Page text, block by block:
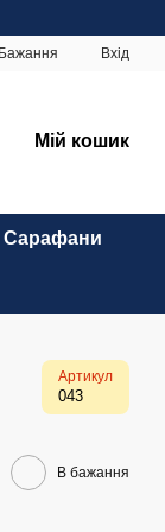
Бажання Вхід
Мій кошик
Сарафани
Артикул
043
В бажання